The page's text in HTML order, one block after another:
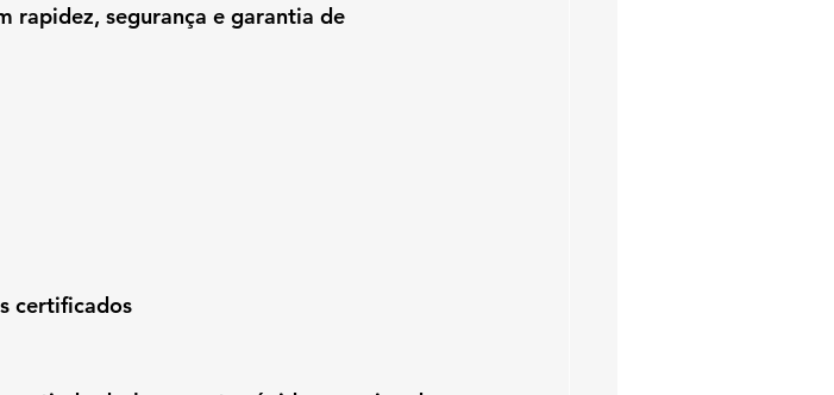
rapidez, segurança e garantia de
certificados